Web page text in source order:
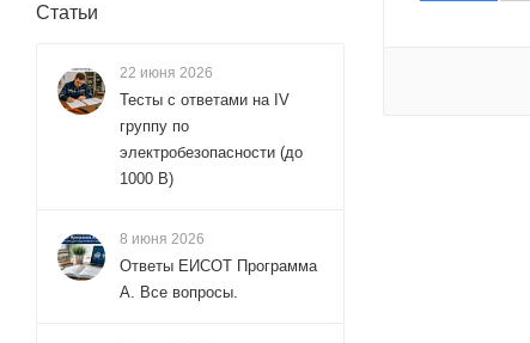
Статьи
22 июня 2026
Тесты с ответами на IV
группу по
электробезопасности (до
1000 В)
8 июня 2026
Ответы ЕИСОТ Программа
А. Все вопросы.